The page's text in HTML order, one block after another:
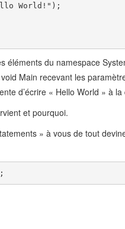
World!");
éléments du namespace
Main recevant les
d’écrire « Hello World » à la
et pourquoi.
» à vous de tout